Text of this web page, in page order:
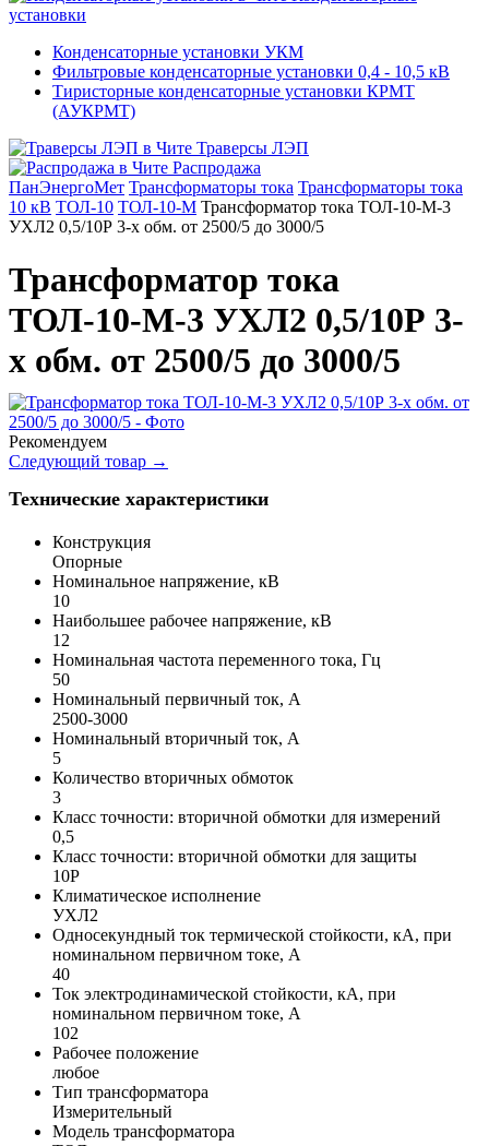
установки
Конденсаторные установки УКМ
Фильтровые конденсаторные установки 0,4 - 10,5 кВ
Тиристорные конденсаторные установки КРМТ
(АУКРМТ)
Траверсы ЛЭП
Распродажа
ПанЭнергоМет Трансформаторы тока Трансформаторы тока
10 кВ ТОЛ-10 ТОЛ-10-М Трансформатор тока ТОЛ-10-М-3
УХЛ2 0,5/10Р 3-х обм. от 2500/5 до 3000/5
Трансформатор тока
ТОЛ-10-М-3 УХЛ2 0,5/10Р 3-
х обм. от 2500/5 до 3000/5
Рекомендуем
Следующий товар →
Технические характеристики
Конструкция
Опорные
Номинальное напряжение, кВ
10
Наибольшее рабочее напряжение, кВ
12
Номинальная частота переменного тока, Гц
50
Номинальный первичный ток, А
2500-3000
Номинальный вторичный ток, А
5
Количество вторичных обмоток
3
Класс точности: вторичной обмотки для измерений
0,5
Класс точности: вторичной обмотки для защиты
10P
Климатическое исполнение
УХЛ2
Односекундный ток термической стойкости, кА, при
номинальном первичном токе, А
40
Ток электродинамической стойкости, кА, при
номинальном первичном токе, А
102
Рабочее положение
любое
Тип трансформатора
Измерительный
Модель трансформатора